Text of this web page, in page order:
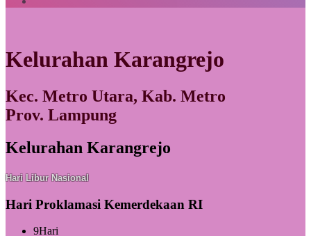
Kelurahan Karangrejo
Kec. Metro Utara, Kab. Metro
Prov. Lampung
Kelurahan Karangrejo
Hari Libur Nasional
Hari Proklamasi Kemerdekaan RI
9Hari